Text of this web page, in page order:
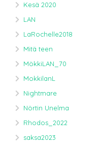
Kesä 2020
LAN
LaRochelle2018
Mitä teen
MökkiLAN_70
MokkilanL
Nightmare
Nörtin Unelma
Rhodos_2022
saksa2023